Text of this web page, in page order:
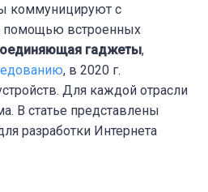
коммуницируют с
встроенных
гаджеты,
, в 2020 г.
Для каждой отрасли
В статье представлены
разработки Интернета